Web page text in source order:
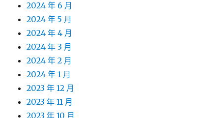
2024 年 6 月
2024 年 5 月
2024 年 4 月
2024 年 3 月
2024 年 2 月
2024 年 1 月
2023 年 12 月
2023 年 11 月
2023 年 10 月